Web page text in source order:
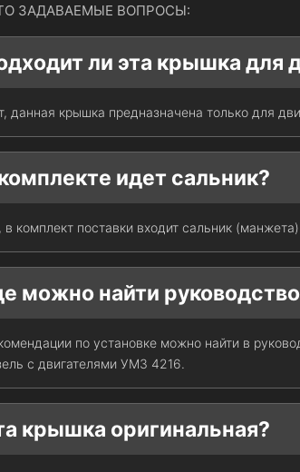
ЗАДАВАЕМЫЕ ВОПРОСЫ:
ли эта крышка для
данная крышка предназначена только для
идет сальник?
в комплект поставки входит сальник
можно найти
по установке можно найти в
с двигателями УМЗ 4216.
крышка оригинальная?